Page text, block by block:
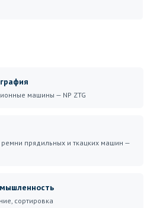
машины — NP ZTG
прядильных и ткацких машин —
сортировка